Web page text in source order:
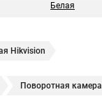
Белая
Hikvision
Поворотная камера